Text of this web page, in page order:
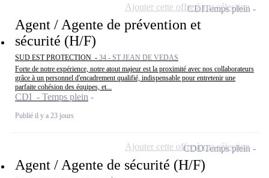
Agent / Agente de prévention et
sécurité (H/F)
SUD EST PROTECTION - 34 - ST JEAN DE VEDAS
Forte de notre expérience, notre atout majeur est la proximité avec nos collaborateurs
grâce à un personnel d'encadrement qualifié, indispensable pour entretenir une
parfaite cohésion des équipes, et...
CDI - Temps plein
Publié il y a 23 jours
CDITemps plein
Ajouter cette offre à ma sélection
Agent / Agente de sécurité (H/F)
CDDTemps plein
Ajouter cette offre à ma sélection